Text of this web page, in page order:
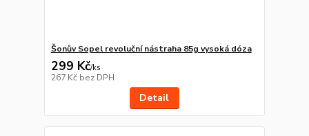
Šonův Sopel revoluční nástraha 85g vysoká dóza
299 Kč/ks
267 Kč bez DPH
Detail